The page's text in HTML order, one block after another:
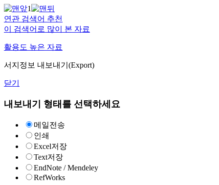
1
연관 검색어 추천
이 검색어로 많이 본 자료
활용도 높은 자료
서지정보 내보내기(Export)
닫기
내보내기 형태를 선택하세요
메일전송
인쇄
Excel저장
Text저장
EndNote / Mendeley
RefWorks